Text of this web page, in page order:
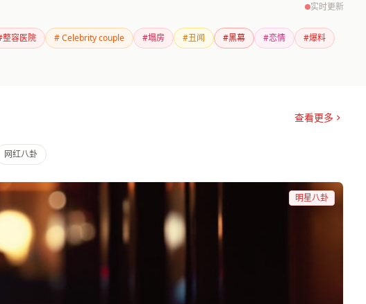
实时更新
整容医院 # Celebrity couple #塌房 #丑闻 #黑幕 #恋情
#爆料
查看更多
网红八卦
明星八卦